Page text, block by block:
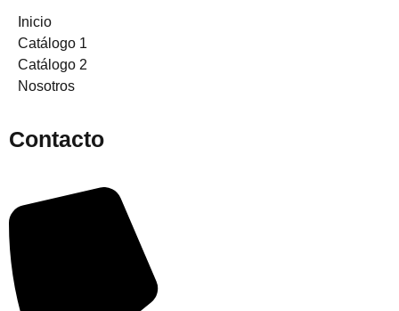
Inicio
Catálogo 1
Catálogo 2
Nosotros
Contacto